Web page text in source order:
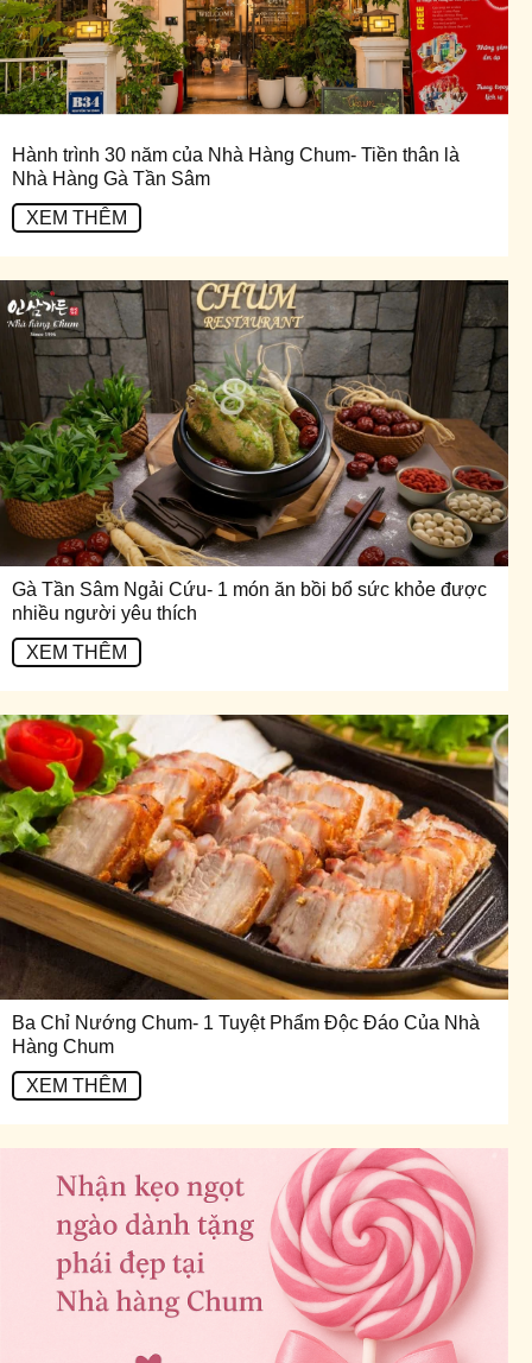
Hành trình 30 năm của Nhà Hàng Chum- Tiền thân là
Nhà Hàng Gà Tần Sâm
XEM THÊM
Gà Tần Sâm Ngải Cứu- 1 món ăn bồi bổ sức khỏe được
nhiều người yêu thích
XEM THÊM
Ba Chỉ Nướng Chum- 1 Tuyệt Phẩm Độc Đáo Của Nhà
Hàng Chum
XEM THÊM